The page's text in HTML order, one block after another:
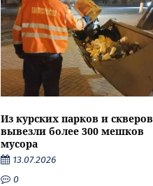
Из курских парков и скверов
вывезли более 300 мешков
мусора
13.07.2026
0